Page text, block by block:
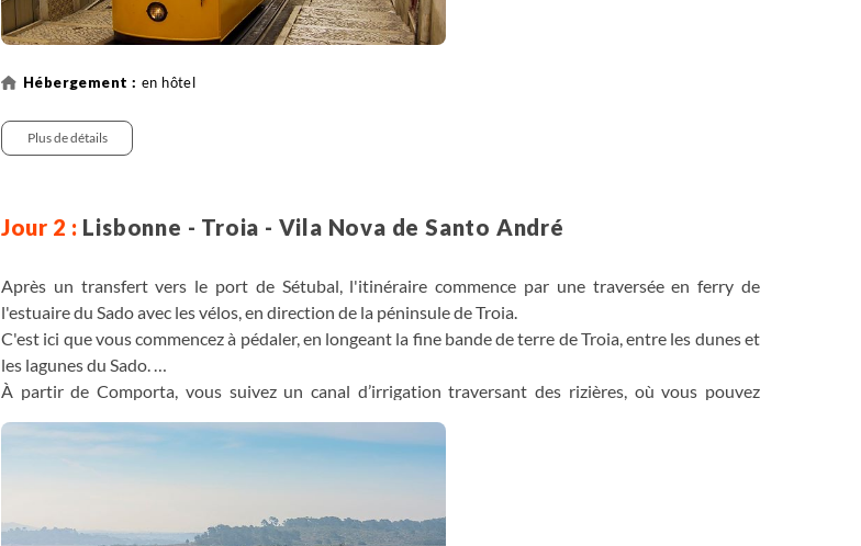
en hôtel
Plus de détails
Lisbonne - Troia - Vila Nova de Santo André
Après un transfert vers le port de Sétubal, l'itinéraire commence par une traversée en ferry de
l'estuaire du Sado avec les vélos, en direction de la péninsule de Troia.
C'est ici que vous commencez à pédaler, en longeant la fine bande de terre de Troia, entre les dunes et
les lagunes du Sado.
À partir de Comporta, vous suivez un canal d’irrigation traversant des rizières, où vous pouvez
étape se poursuit jusqu'aux lacs de Melides et Santo André, en bord de mer. Prenez le temps de faire